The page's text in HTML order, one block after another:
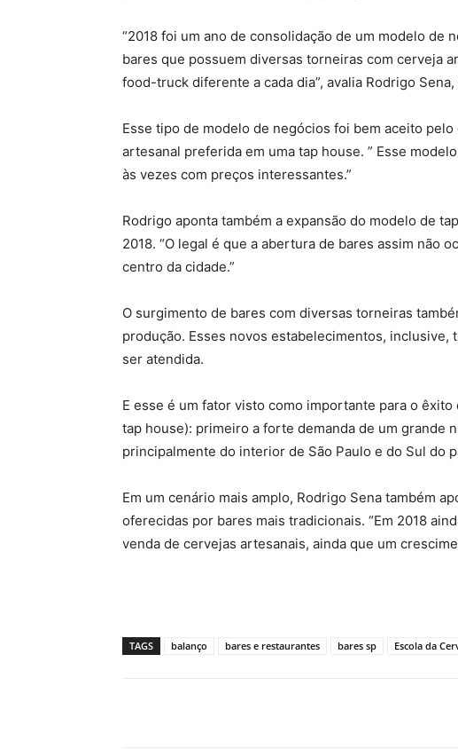
“2018 foi um ano de consolidação de um modelo de
bares que possuem diversas torneiras com cerveja
food-truck diferente a cada dia”, avalia Rodrigo
Esse tipo de modelo de negócios foi bem aceito
artesanal preferida em uma tap house. ” Esse
às vezes com preços interessantes.”
Rodrigo aponta também a expansão do modelo de
2018. “O legal é que a abertura de bares assim não
centro da cidade.”
O surgimento de bares com diversas torneiras
produção. Esses novos estabelecimentos, inclusive,
ser atendida.
E esse é um fator visto como importante para o
tap house): primeiro a forte demanda de um grande
principalmente do interior de São Paulo e do Sul do
Em um cenário mais amplo, Rodrigo Sena também
oferecidas por bares mais tradicionais. “Em 2018
venda de cervejas artesanais, ainda que um
TAGS balanço bares e restaurantes bares sp Escola da